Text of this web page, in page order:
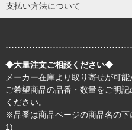
支払い方法について
◆大量注文ご相談ください◆
メーカー在庫より取り寄せが可能
ご希望商品の品番・数量をご明記
ください。
※品番は商品ページの商品名の
1)